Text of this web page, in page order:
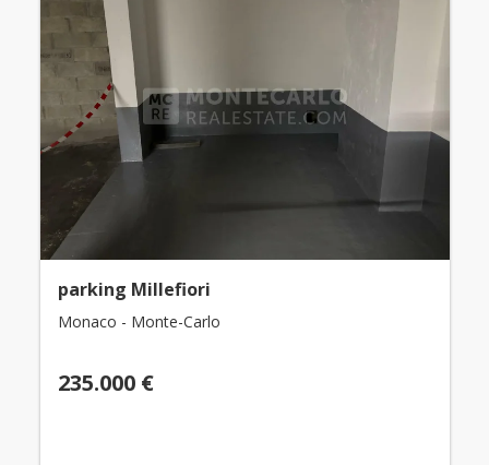
parking Millefiori
Monaco - Monte-Carlo
235.000 €